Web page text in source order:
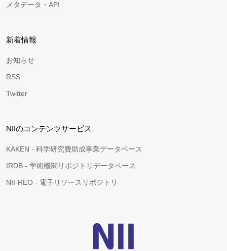
メタデータ・API
新着情報
お知らせ
RSS
Twitter
NIIのコンテンツサービス
KAKEN - 科学研究費助成事業データベース
IRDB - 学術機関リポジトリデータベース
NII-REO - 電子リソースリポジトリ